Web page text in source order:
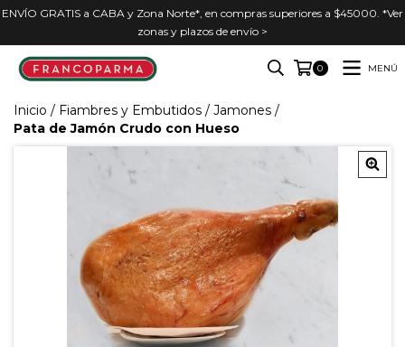
ENVÍO GRATIS a CABA y Zona Norte*, en compras superiores a $45000. *Ver
zonas y plazos de envío >
0 MENÚ
Inicio / Fiambres y Embutidos / Jamones /
Pata de Jamón Crudo con Hueso